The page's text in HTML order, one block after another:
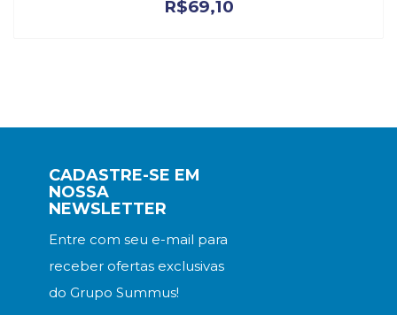
R$69,10
CADASTRE-SE EM
NOSSA
NEWSLETTER
Entre com seu e-mail para
receber ofertas exclusivas
do Grupo Summus!